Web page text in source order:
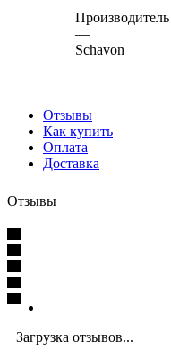
Производитель
—
Schavon
Отзывы
Как купить
Оплата
Доставка
Отзывы
Загрузка отзывов...